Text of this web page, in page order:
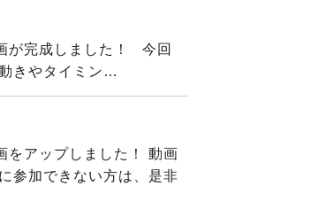
が完成しました！ 今回
きやタイミン…
をアップしました！ 動画
参加できない方は、是非